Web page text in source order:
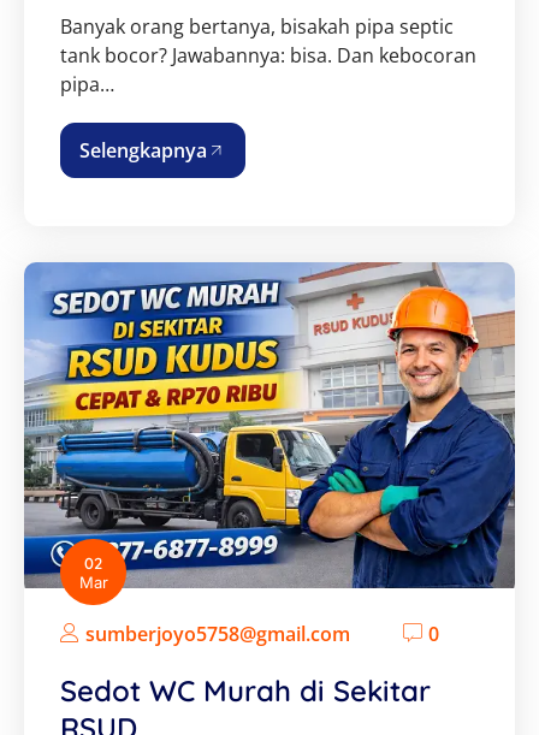
Banyak orang bertanya, bisakah pipa septic
tank bocor? Jawabannya: bisa. Dan kebocoran
pipa…
Selengkapnya
02
Mar
sumberjoyo5758@gmail.com 0
Sedot WC Murah di Sekitar